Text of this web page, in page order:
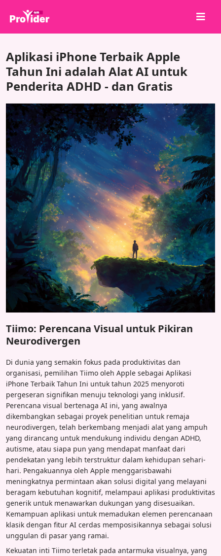
Tentang kami
Masuk
Daftar
Layanan
API
Ketentuan
Blog
Aplikasi iPhone Terbaik Apple
Tahun Ini adalah Alat AI untuk
Penderita ADHD - dan Gratis
Tiimo: Perencana Visual untuk Pikiran
Neurodivergen
Di dunia yang semakin fokus pada produktivitas dan
organisasi, pemilihan Tiimo oleh Apple sebagai Aplikasi
iPhone Terbaik Tahun Ini untuk tahun 2025 menyoroti
pergeseran signifikan menuju teknologi yang inklusif.
Perencana visual bertenaga AI ini, yang awalnya
dikembangkan sebagai proyek penelitian untuk remaja
neurodivergen, telah berkembang menjadi alat yang ampuh
yang dirancang untuk mendukung individu dengan ADHD,
autisme, atau siapa pun yang mendapat manfaat dari
pendekatan yang lebih terstruktur dalam kehidupan sehari-
hari. Pengakuannya oleh Apple menggarisbawahi
meningkatnya permintaan akan solusi digital yang melayani
beragam kebutuhan kognitif, melampaui aplikasi produktivitas
generik untuk menawarkan dukungan yang disesuaikan.
Kemampuan aplikasi untuk memadukan elemen perencanaan
klasik dengan fitur AI cerdas memposisikannya sebagai solusi
unggulan di pasar yang ramai.
Kekuatan inti Tiimo terletak pada antarmuka visualnya, yang